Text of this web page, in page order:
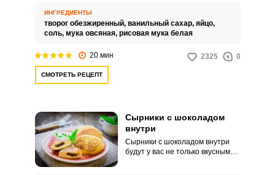
главное вкусное блюдо на
завтрак для всей семьи.
ИНГРЕДИЕНТЫ
творог обезжиренный, ванильный сахар, яйцо,
соль, мука овсяная, рисовая мука белая
20 мин 2325 0
СМОТРЕТЬ РЕЦЕПТ
Сырники с шоколадом
внутри
Сырники с шоколадом внутри
будут у вас не только вкусным